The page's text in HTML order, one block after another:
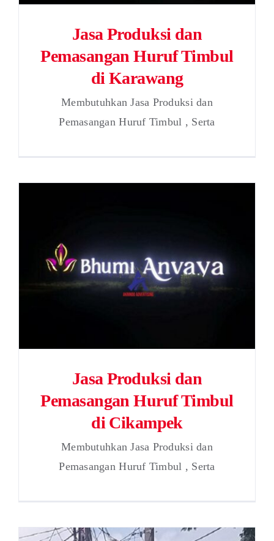
Jasa Produksi dan
Pemasangan Huruf Timbul
di Karawang
Membutuhkan Jasa Produksi dan
Pemasangan Huruf Timbul , Serta
Jasa Produksi dan
Pemasangan Huruf Timbul
di Cikampek
Membutuhkan Jasa Produksi dan
Pemasangan Huruf Timbul , Serta